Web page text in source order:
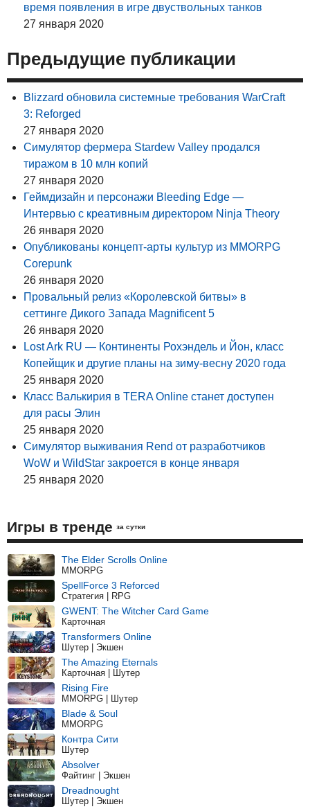
время появления в игре двуствольных танков
27 января 2020
Предыдущие публикации
Blizzard обновила системные требования WarCraft
3: Reforged
27 января 2020
Симулятор фермера Stardew Valley продался
тиражом в 10 млн копий
27 января 2020
Геймдизайн и персонажи Bleeding Edge —
Интервью с креативным директором Ninja Theory
26 января 2020
Опубликованы концепт-арты культур из MMORPG
Corepunk
26 января 2020
Провальный релиз «Королевской битвы» в
сеттинге Дикого Запада Magnificent 5
26 января 2020
Lost Ark RU — Континенты Рохэндель и Йон, класс
Копейщик и другие планы на зиму-весну 2020 года
25 января 2020
Класс Валькирия в TERA Online станет доступен
для расы Элин
25 января 2020
Симулятор выживания Rend от разработчиков
WoW и WildStar закроется в конце января
25 января 2020
Игры в тренде за сутки
The Elder Scrolls Online
MMORPG
SpellForce 3 Reforced
Стратегия | RPG
GWENT: The Witcher Card Game
Карточная
Transformers Online
Шутер | Экшен
The Amazing Eternals
Карточная | Шутер
Rising Fire
MMORPG | Шутер
Blade & Soul
MMORPG
Контра Сити
Шутер
Absolver
Файтинг | Экшен
Dreadnought
Шутер | Экшен